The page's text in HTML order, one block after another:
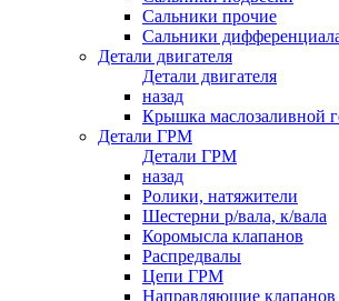
Сальники прочие
Сальники
Детали двигателя
Детали двигателя
назад
Крышка маслозаливной
Детали ГРМ
Детали ГРМ
назад
Ролики, натяжители
Шестерни р/вала, к/вала
Коромысла клапанов
Распредвалы
Цепи ГРМ
Направляющие клапанов